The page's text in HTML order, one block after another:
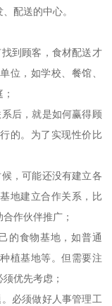
配送的中心。
到顾客，食材配送才
位，如学校、餐馆、
后，就是如何赢得顾
的。为了实现性价比
，可能还没有建立各
地建立合作关系，比
作伙伴推广；
的食物基地，如普通
植基地等。但需要注
优先考虑；
必须做好人事管理工